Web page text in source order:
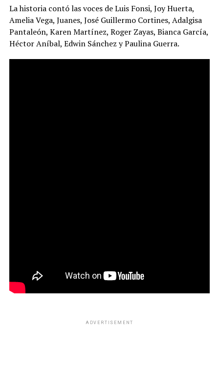
La historia contó las voces de Luis Fonsi, Joy Huerta,
Amelia Vega, Juanes, José Guillermo Cortines, Adalgisa
Pantaleón, Karen Martínez, Roger Zayas, Bianca García,
Héctor Aníbal, Edwin Sánchez y Paulina Guerra.
ADVERTISEMENT